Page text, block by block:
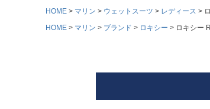
HOME マリン ウェットスーツ レディース
HOME
マリン ブランド ロキシー ロキシー